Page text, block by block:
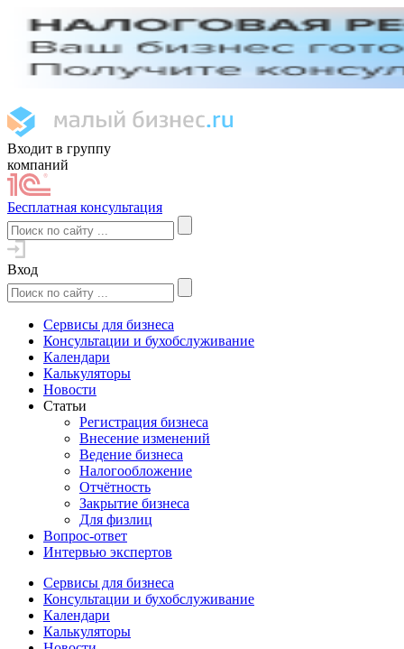
Входит в группу
компаний
Бесплатная консультация
Вход
Сервисы для бизнеса
Консультации и бухобслуживание
Календари
Калькуляторы
Новости
Статьи
Регистрация бизнеса
Внесение изменений
Ведение бизнеса
Налогообложение
Отчётность
Закрытие бизнеса
Для физлиц
Вопрос-ответ
Интервью экспертов
Сервисы для бизнеса
Консультации и бухобслуживание
Календари
Калькуляторы